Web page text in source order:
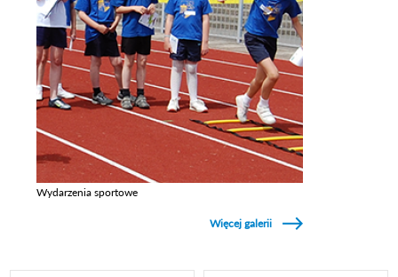
Wydarzenia sportowe
Więcej galerii